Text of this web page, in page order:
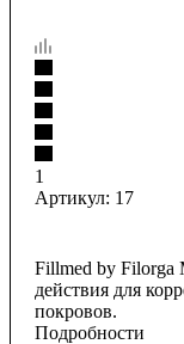
1
Артикул: 17
Fillmed by Filorga
действия для
покровов.
Подробности